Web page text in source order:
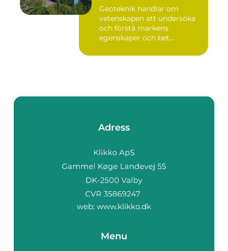
Geoteknik handlar om
vetenskapen att undersöka
och förstå markens
egenskaper och bet...
Adress
web: www.klikko.dk
Menu